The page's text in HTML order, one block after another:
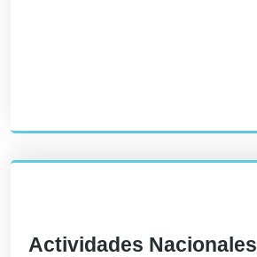
Actividades Nacionales